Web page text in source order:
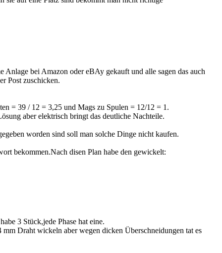
bei Amazon oder eBAy gekauft und alle sagen das auch
Post zuschicken.
= 39 / 12 = 3,25 und Mags zu Spulen = 12/12 = 1.
aber elektrisch bringt das deutliche Nachteile.
worden sind soll man solche Dinge nicht kaufen.
bekommen.Nach disen Plan habe den gewickelt:
3 Stück,jede Phase hat eine.
Draht wickeln aber wegen dicken Überschneidungen tat es